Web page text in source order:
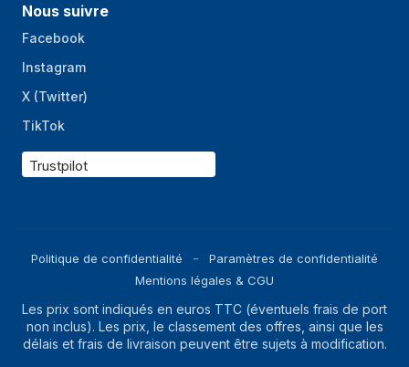
Nous suivre
Facebook
Instagram
X (Twitter)
TikTok
Trustpilot
Politique de confidentialité
Paramètres de confidentialité
Mentions légales & CGU
Les prix sont indiqués en euros TTC (éventuels frais de port
non inclus). Les prix, le classement des offres, ainsi que les
délais et frais de livraison peuvent être sujets à modification.